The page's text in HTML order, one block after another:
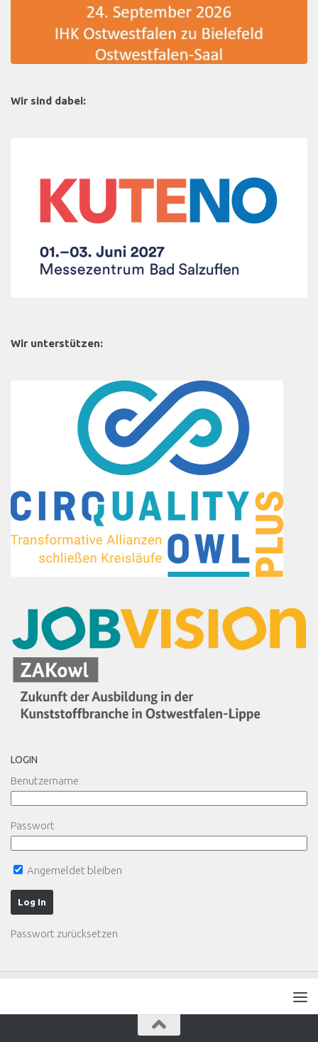
Wir sind dabei:
Wir unterstützen:
LOGIN
Benutzername
Passwort
Angemeldet bleiben
Passwort zurücksetzen